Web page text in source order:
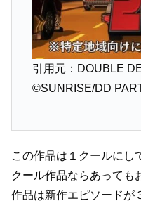
引用元：DOUBLE
©SUNRISE/DD
この作品は１クールにし
クール作品ならあっても
作品は新作エピソードが